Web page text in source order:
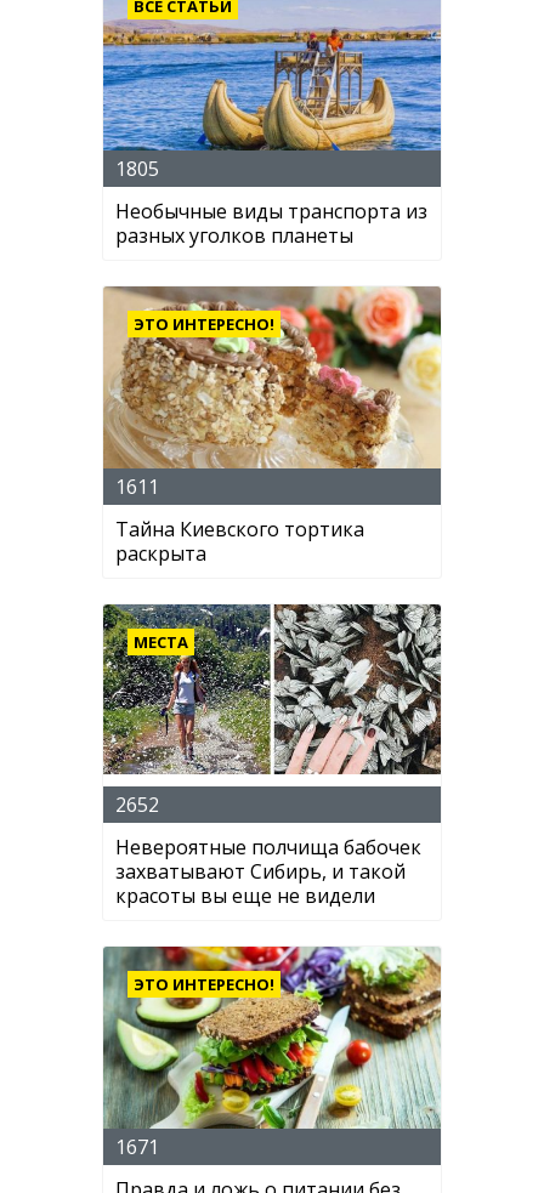
ВСЕ СТАТЬИ
1805
Необычные виды транспорта из
разных уголков планеты
ЭТО ИНТЕРЕСНО!
1611
Тайна Киевского тортика
раскрыта
МЕСТА
2652
Невероятные полчища бабочек
захватывают Сибирь, и такой
красоты вы еще не видели
ЭТО ИНТЕРЕСНО!
1671